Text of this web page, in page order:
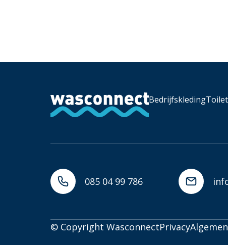
Bedrijfskleding
085 04 99 786
© Copyright WasconnectPrivacy